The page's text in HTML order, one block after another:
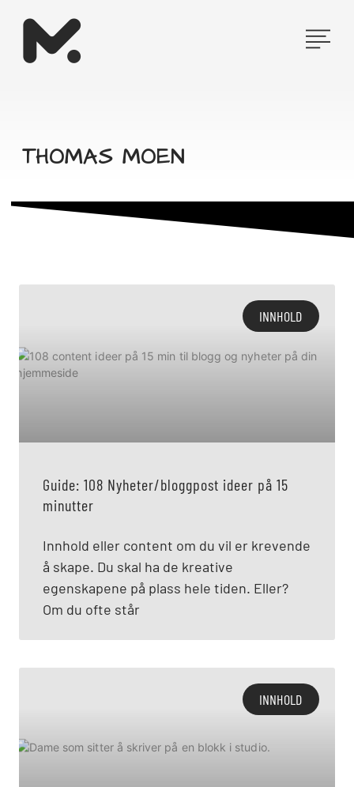
innholdet
THOMAS MOEN
INNHOLD
Guide: 108 Nyheter/bloggpost ideer på 15
minutter
Innhold eller content om du vil er krevende
å skape. Du skal ha de kreative
egenskapene på plass hele tiden. Eller?
Om du ofte står
INNHOLD